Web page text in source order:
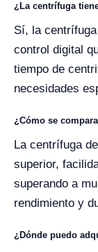
¿La centrífuga
Sí, la
control digital
tiempo de
necesidades
¿Cómo se
La centrífuga
superior,
superando a
rendimiento y
¿Dónde puedo